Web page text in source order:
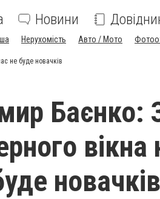
Новини
Нерухомість Авто / Мото
не буде новачків
Баєнко:
новачків